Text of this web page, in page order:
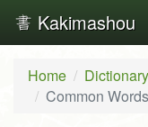
Kakimashou
Home Dictionary
Common